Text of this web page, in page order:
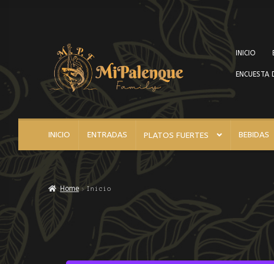
INICIO
ENCUESTA
INICIO ENTRADAS PLATOS FUERTES BEBIDAS
Home Inicio